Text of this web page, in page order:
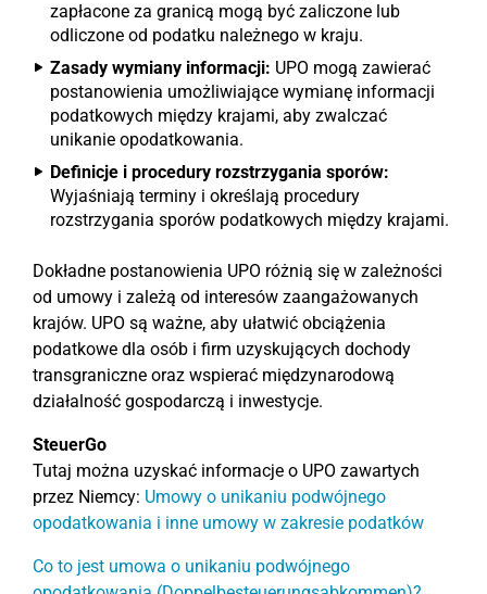
zapłacone za granicą mogą być zaliczone lub
odliczone od podatku należnego w kraju.
Zasady wymiany informacji: UPO mogą zawierać
postanowienia umożliwiające wymianę informacji
podatkowych między krajami, aby zwalczać
unikanie opodatkowania.
Definicje i procedury rozstrzygania sporów:
Wyjaśniają terminy i określają procedury
rozstrzygania sporów podatkowych między krajami.
Dokładne postanowienia UPO różnią się w zależności
od umowy i zależą od interesów zaangażowanych
krajów. UPO są ważne, aby ułatwić obciążenia
podatkowe dla osób i firm uzyskujących dochody
transgraniczne oraz wspierać międzynarodową
działalność gospodarczą i inwestycje.
SteuerGo
Tutaj można uzyskać informacje o UPO zawartych
przez Niemcy: Umowy o unikaniu podwójnego
opodatkowania i inne umowy w zakresie podatków
Co to jest umowa o unikaniu podwójnego